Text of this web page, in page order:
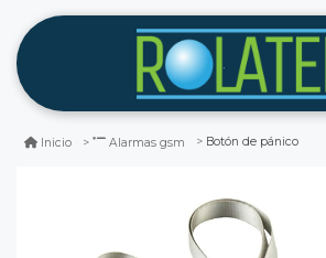
Inicio Alarmas gsm Botón de pánico